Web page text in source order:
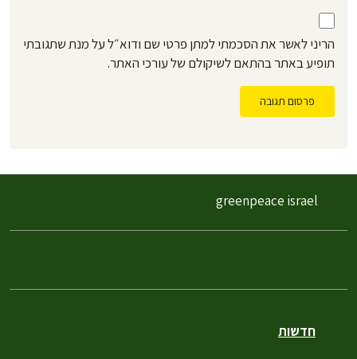
הריני לאשר את הסכמתי למתן פרטי שם ודוא״ל על מנת שתגובתי
תופיע באתר בהתאם לשיקולם של עורכי האתר.
פרסום תגובה
חדשות